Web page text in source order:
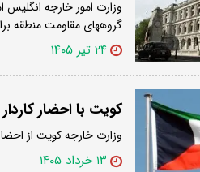
وزارت امور خارجه انگلیس
گروههای مقاومت منطقه
۲۴ تیر ۱۴۰۵
کویت با احضار کاردار ایران 2 دیپلمات ایرانی را به عنوان
وزارت خارجه کویت از
۱۳ خرداد ۱۴۰۵